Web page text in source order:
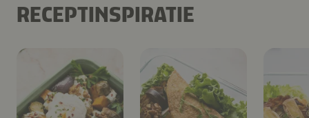
RECEPTINSPIRATIE